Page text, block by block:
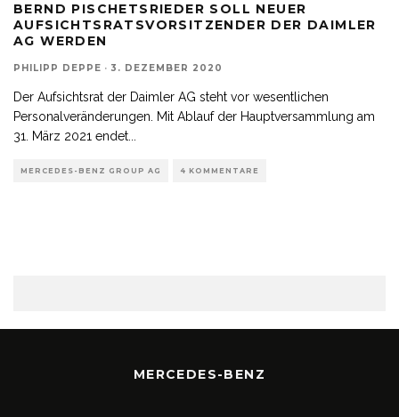
BERND PISCHETSRIEDER SOLL NEUER
AUFSICHTSRATSVORSITZENDER DER DAIMLER
AG WERDEN
PHILIPP DEPPE · 3. DEZEMBER 2020
Der Aufsichtsrat der Daimler AG steht vor wesentlichen
Personalveränderungen. Mit Ablauf der Hauptversammlung am
31. März 2021 endet
MERCEDES-BENZ GROUP AG 4 KOMMENTARE
MERCEDES-BENZ